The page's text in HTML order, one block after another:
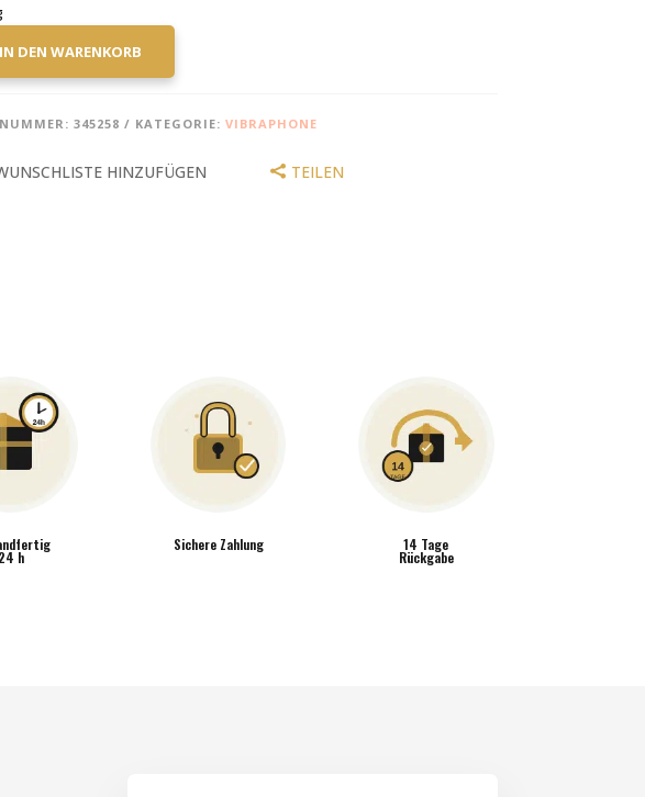
IN DEN WARENKORB
345258 KATEGORIE: VIBRAPHONE
HINZUFÜGEN TEILEN
24 h
Sichere Zahlung 14 Tage
Rückgabe